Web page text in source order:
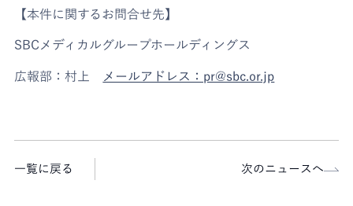
【本件に関するお問合せ先】
SBCメディカルグループホールディングス
広報部：村上 メールアドレス：pr@sbc.or.jp
一覧に戻る 次のニュースへ